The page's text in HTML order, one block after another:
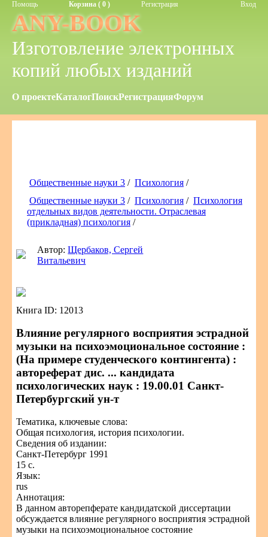
Помощь Корзина ( 0 ) Регистрация Вход
ANY-BOOK
Изготовление электронных
копий любых изданий
О проектеКаталогПоискРегистрацияФорум
Общественные науки 3 / Психология /
Общественные науки 3 / Психология / Психология
отдельных видов деятельности. Отраслевая
(прикладная) психология /
Автор:Щербаков, Сергей
Витальевич
Книга ID: 12013
Влияние регулярного восприятия эстрадной
музыки на психоэмоциональное состояние :
(На примере студенческого контингента) :
автореферат дис. ... кандидата
психологических наук : 19.00.01 Санкт-
Петербургский ун-т
Тематика, ключевые слова:
Общая психология, история психологии.
Сведения об издании:
Санкт-Петербург 1991
15 с.
Язык:
rus
Аннотация:
В данном авторепферате кандидатской диссертации
обсуждается влияние регулярного восприятия эстрадной
музыки на психоэмоциональное состояние